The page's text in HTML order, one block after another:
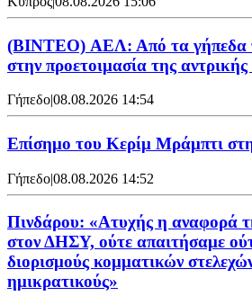
(BINTEO) ΑΕΛ: Από τα γήπεδα
στην προετοιμασία της
Γήπεδο|08.08.2026 14:54
Επίσημο του Κερίμ Μράμπτι
Γήπεδο|08.08.2026 14:52
Πινδάρου: «Ατυχής η αναφορά
στον ΔΗΣΥ, ούτε απαιτήσαμε
διορισμούς κομματικών
ημικρατικούς»